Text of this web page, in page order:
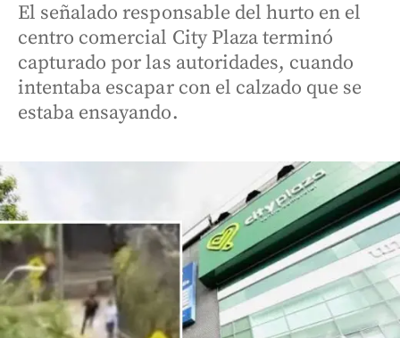
El señalado responsable del hurto en el
centro comercial City Plaza terminó
capturado por las autoridades, cuando
intentaba escapar con el calzado que se
estaba ensayando.